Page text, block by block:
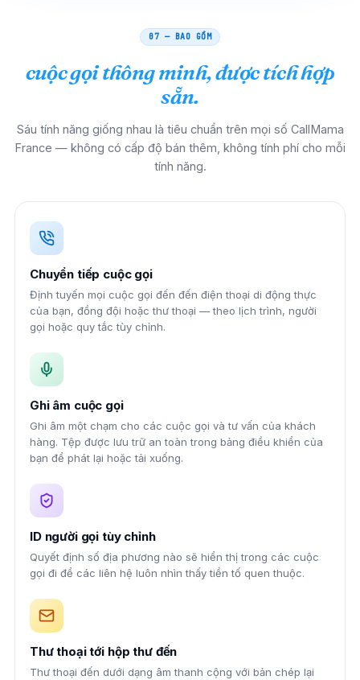
07 — BAO GỒM
cuộc gọi thông minh, được tích hợp
sẵn.
Sáu tính năng giống nhau là tiêu chuẩn trên mọi số CallMama
France — không có cấp độ bán thêm, không tính phí cho mỗi
tính năng.
Chuyển tiếp cuộc gọi
Định tuyến mọi cuộc gọi đến đến điện thoại di động thực
của bạn, đồng đội hoặc thư thoại — theo lịch trình, người
gọi hoặc quy tắc tùy chỉnh.
Ghi âm cuộc gọi
Ghi âm một chạm cho các cuộc gọi và tư vấn của khách
hàng. Tệp được lưu trữ an toàn trong bảng điều khiển của
bạn để phát lại hoặc tải xuống.
ID người gọi tùy chỉnh
Quyết định số địa phương nào sẽ hiển thị trong các cuộc
gọi đi để các liên hệ luôn nhìn thấy tiền tố quen thuộc.
Thư thoại tới hộp thư đến
Thư thoại đến dưới dạng âm thanh cộng với bản chép lại